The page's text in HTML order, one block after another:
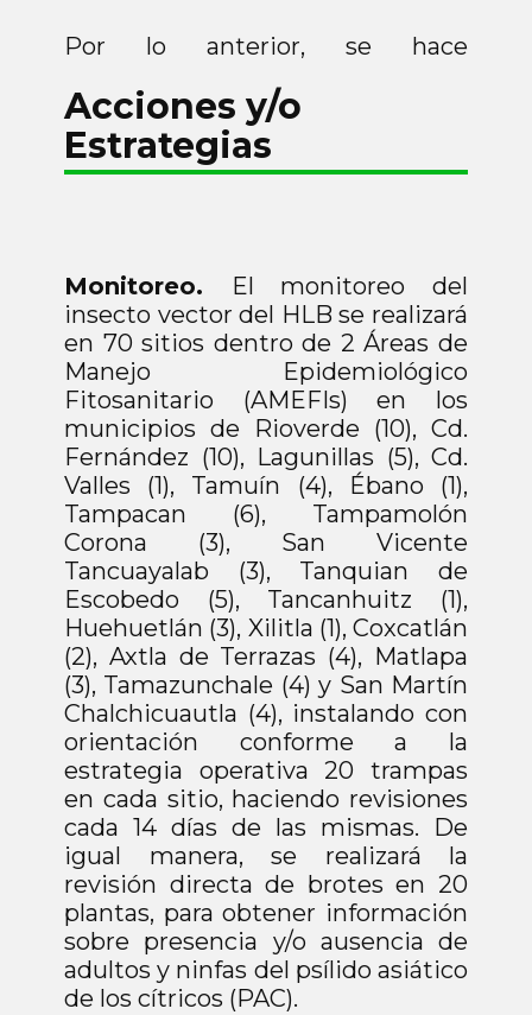
Por lo anterior, se hace
diversos problemas fitosanitarios
presentes mediante la
implementación de acciones
de las plagas de los cítricos y su
impacto en la producción citrícola
estatal.
Acciones y/o
Estrategias
Monitoreo. El monitoreo del
insecto vector del HLB se realizará
en 70 sitios dentro de 2 Áreas de
Manejo Epidemiológico
Fitosanitario (AMEFIs) en los
municipios de Rioverde (10), Cd.
Fernández (10), Lagunillas (5), Cd.
Valles (1), Tamuín (4), Ébano (1),
Tampacan (6), Tampamolón
Corona (3), San Vicente
Tancuayalab (3), Tanquian de
Escobedo (5), Tancanhuitz (1),
Huehuetlán (3), Xilitla (1), Coxcatlán
(2), Axtla de Terrazas (4), Matlapa
(3), Tamazunchale (4) y San Martín
Chalchicuautla (4), instalando con
orientación conforme a la
estrategia operativa 20 trampas
en cada sitio, haciendo revisiones
cada 14 días de las mismas. De
igual manera, se realizará la
revisión directa de brotes en 20
plantas, para obtener información
sobre presencia y/o ausencia de
adultos y ninfas del psílido asiático
de los cítricos (PAC).